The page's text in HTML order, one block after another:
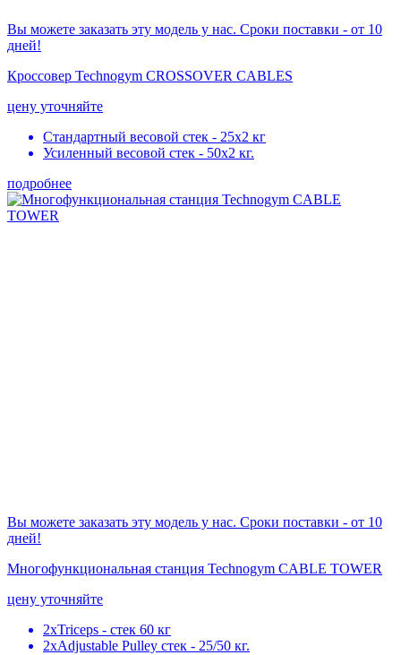
Вы можете заказать эту модель у нас. Сроки поставки - от 10
дней!
Кроссовер Technogym CROSSOVER CABLES
цену уточняйте
Стандартный весовой стек - 25х2 кг
Усиленный весовой стек - 50х2 кг.
подробнее
Вы можете заказать эту модель у нас. Сроки поставки - от 10
дней!
Многофункциональная станция Technogym CABLE TOWER
цену уточняйте
2xTriceps - стек 60 кг
2хAdjustable Pulley стек - 25/50 кг.